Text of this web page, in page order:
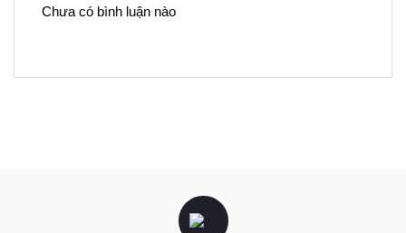
Chưa có bình luận nào